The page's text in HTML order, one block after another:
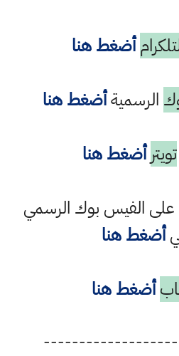
أضغط هنا
الرسميةأضغط هنا
تويتر أضغط هنا
على الفيس بوك الرسمي
أضغط هنا
أضغط هنا